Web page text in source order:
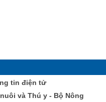
tin điện tử
và Thú y - Bộ Nông